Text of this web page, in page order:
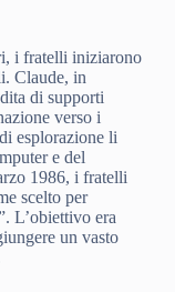
i fratelli iniziarono
Claude, in
di supporti
verso i
esplorazione li
e del
1986, i fratelli
scelto per
L’obiettivo era
un vasto